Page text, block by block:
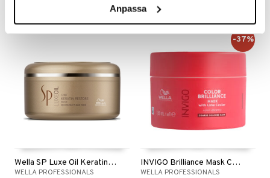
Anpassa
Wella SP Luxe Oil Keratin Restore Mask
WELLA PROFESSIONALS
INVIGO Brilliance Mask Coarse Hair
WELLA PROFESSIONALS
-37%